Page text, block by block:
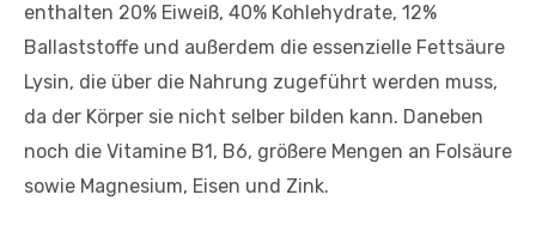
enthalten 20% Eiweiß, 40% Kohlehydrate, 12%
Ballaststoffe und außerdem die essenzielle Fettsäure
Lysin, die über die Nahrung zugeführt werden muss,
da der Körper sie nicht selber bilden kann. Daneben
noch die Vitamine B1, B6, größere Mengen an Folsäure
sowie Magnesium, Eisen und Zink.